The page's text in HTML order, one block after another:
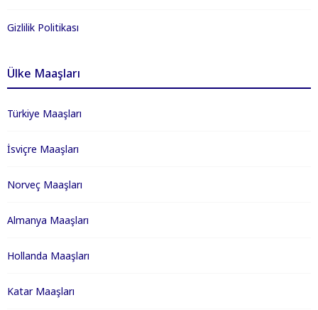
Gizlilik Politikası
Ülke Maaşları
Türkiye Maaşları
İsviçre Maaşları
Norveç Maaşları
Almanya Maaşları
Hollanda Maaşları
Katar Maaşları